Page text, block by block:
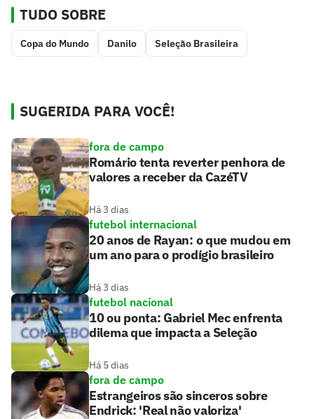
TUDO SOBRE
Copa do Mundo Danilo Seleção Brasileira
SUGERIDA PARA VOCÊ!
fora de campo
Romário tenta reverter penhora de
valores a receber da CazéTV
Há 3 dias
futebol internacional
20 anos de Rayan: o que mudou em
um ano para o prodígio brasileiro
Há 3 dias
futebol nacional
10 ou ponta: Gabriel Mec enfrenta
dilema que impacta a Seleção
Há 5 dias
fora de campo
Estrangeiros são sinceros sobre
Endrick: 'Real não valoriza'